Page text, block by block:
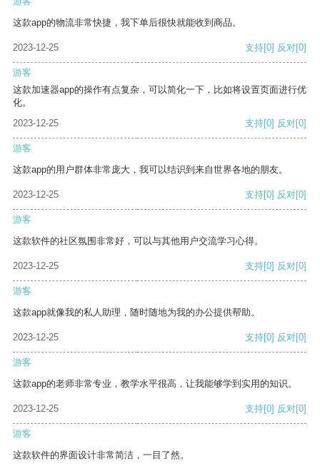
这款app的物流非常快捷，我下单后很快就能收到商品。
2023-12-25 支持[0] 反对[0]
游客
这款加速器app的操作有点复杂，可以简化一下，比如将设置页面进行优
化。
2023-12-25
支持[0] 反对[0]
游客
这款app的用户群体非常庞大，我可以结识到来自世界各地的朋友。
2023-12-25 支持[0] 反对[0]
游客
这款软件的社区氛围非常好，可以与其他用户交流学习心得。
2023-12-25 支持[0] 反对[0]
游客
这款app就像我的私人助理，随时随地为我的办公提供帮助。
2023-12-25 支持[0] 反对[0]
游客
这款app的老师非常专业，教学水平很高，让我能够学到实用的知识。
2023-12-25 支持[0] 反对[0]
游客
这款软件的界面设计非常简洁，一目了然。